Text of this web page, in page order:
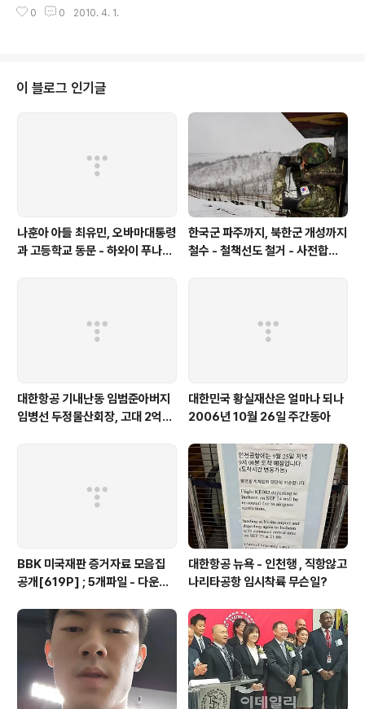
올림일시 2010년 5월 31일 오후 8시 53분[한국시간] ..
om/1397 대동급[B] 반잠수정 원산항 정박 위성사진 htt
y.com/1381 첩보위성 KH-12, 6인치까지 판독 http://a
ndocu.tistory.com/554 북한 공군기지 위성사진 htt
0 0 2010. 4. 1.
이 블로그 인기글
나훈아 아들 최유민, 오바마대통령
과 고등학교 동문 - 하와이 푸나호
한국군 파주까지, 북한군 개성까지
철수 - 철책선도 철거 - 사전합의
대한항공 기내난동 임범준아버지
임병선 두정물산회장, 고대 2억기
대한민국 황실재산은 얼마나 되나
2006년 10월 26일 주간동아
BBK 미국재판 증거자료 모음집
공개[619P] ; 5개파일 - 다운로
대한항공 뉴욕 - 인천행 , 직항않고
나리타공항 임시착륙 무슨일?